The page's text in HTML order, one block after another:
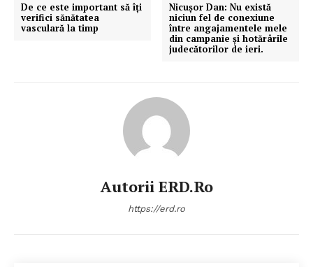
De ce este important să îți
verifici sănătatea
vasculară la timp
Nicușor Dan: Nu există
niciun fel de conexiune
între angajamentele mele
din campanie și hotărârile
judecătorilor de ieri.
Autorii ERD.ro
https://erd.ro